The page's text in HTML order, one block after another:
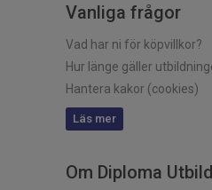
Vanliga frågor
Vad har ni för köpvillkor?
Hur länge gäller
Hantera kakor (cookies)
Läs mer
Om Diploma